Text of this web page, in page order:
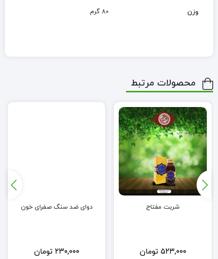
وزن 80 گرم
محصولات مرتبط
شربت مفتاح
۵۲۳,۰۰۰ تومان
دوای ضد سنگ صفرای خون
۲۳۰,۰۰۰ تومان